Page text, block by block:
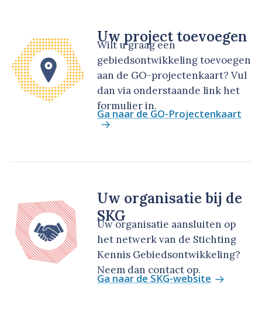
Uw project toevoegen
Wilt u graag een
gebiedsontwikkeling toevoegen
aan de GO-projectenkaart? Vul
dan via onderstaande link het
formulier in.
Ga naar de GO-Projectenkaart
Uw organisatie bij de
SKG
Uw organisatie aansluiten op
het netwerk van de Stichting
Kennis Gebiedsontwikkeling?
Neem dan contact op.
Ga naar de SKG-website